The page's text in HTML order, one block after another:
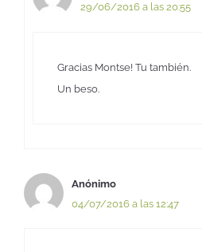
29/06/2016 a las 20:55
Gracias Montse! Tu también.
Un beso.
Anónimo
04/07/2016 a las 12:47